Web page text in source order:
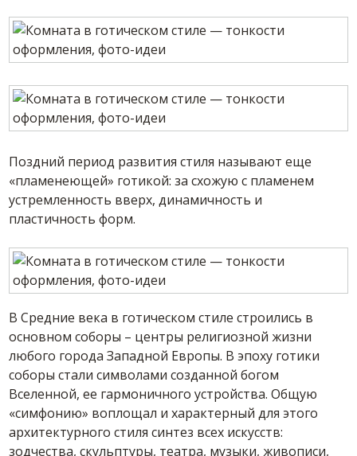
Поздний период развития стиля называют еще
«пламенеющей» готикой: за схожую с пламенем
устремленность вверх, динамичность и
пластичность форм.
В Средние века в готическом стиле строились в
основном соборы – центры религиозной жизни
любого города Западной Европы. В эпоху готики
соборы стали символами созданной богом
Вселенной, ее гармоничного устройства. Общую
«симфонию» воплощал и характерный для этого
архитектурного стиля синтез всех искусств:
зодчества, скульптуры, театра, музыки, живописи,